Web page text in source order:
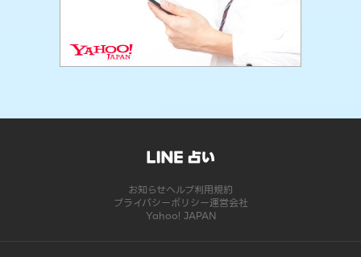
お知らせヘルプ利用規約
プライバシーポリシー運営会社
Yahoo! JAPAN